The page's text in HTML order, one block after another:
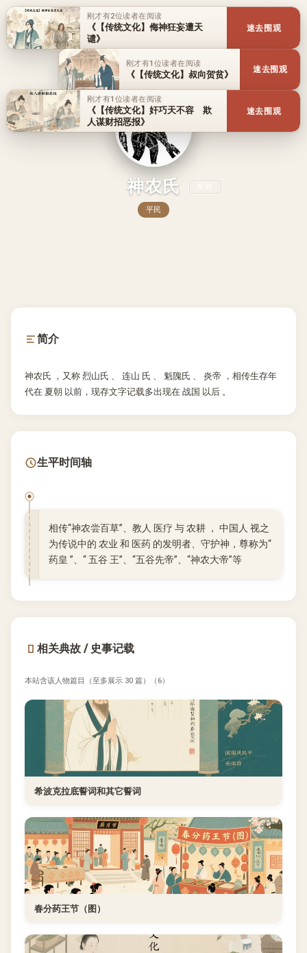
神农氏
平民
简介
神农氏 ，又称 烈山氏 、 连山 氏 、 魁隗氏 、 炎帝 ，相传生存年
代在 夏朝 以前，现存文字记载多出现在 战国 以后 。
生平时间轴
相传“神农尝百草”、教人 医疗 与 农耕 ， 中国人 视之
为传说中的 农业 和 医药 的发明者、守护神，尊称为“
药皇 ”、“ 五谷 王”、“五谷先帝”、“神农大帝”等
相关典故 / 史事记载
本站含该人物篇目（至多展示 30 篇）（6）
希波克拉底誓词和其它誓词
春分药王节（图）
刚才有2位读者在阅读
《【传统文化】侮神狂妄遭天
谴》
速去围观
刚才有1位读者在阅读
《【传统文化】叔向贺贫》 速去围观
刚才有1位读者在阅读
《【传统文化】奸巧天不容 欺
人谋财招恶报》
速去围观